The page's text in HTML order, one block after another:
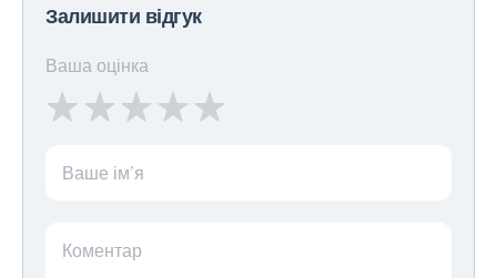
Залишити відгук
Ваша оцінка
Ваше ім’я
Коментар